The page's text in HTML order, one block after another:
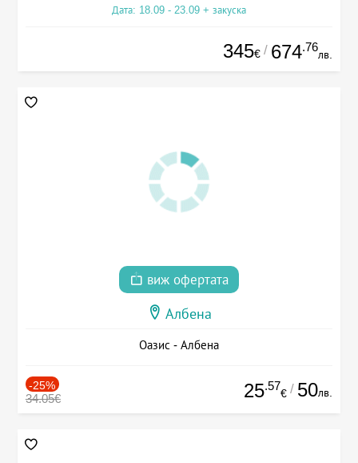
Дата: 18.09 - 23.09 + закуска
345€ / 674.76
лв.
виж офертата
Албена
Оазис - Албена
-25%
34.05€ 25.57
€ / 50лв.